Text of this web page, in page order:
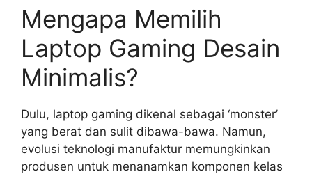
Mengapa Memilih
Laptop Gaming Desain
Minimalis?
Dulu, laptop gaming dikenal sebagai ‘monster’
yang berat dan sulit dibawa-bawa. Namun,
evolusi teknologi manufaktur memungkinkan
produsen untuk menanamkan komponen kelas